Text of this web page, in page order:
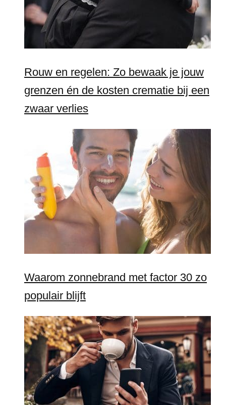
Rouw en regelen: Zo bewaak je jouw
grenzen én de kosten crematie bij een
zwaar verlies
Waarom zonnebrand met factor 30 zo
populair blijft